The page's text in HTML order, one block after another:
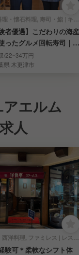
日本料理・懐石料理, 寿司・鮨 | キッチンスタッフ
験者優遇】こだわりの海産
ったグルメ回転寿司｜経
かせる環境
/22~34万円
県 木更津市
エルム
人
洋食・西洋料理, ファミレス | レストランサービス・ホールスタッフ
験可＊柔軟なシフト体